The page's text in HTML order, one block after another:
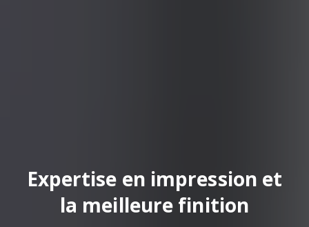
Expertise en impression et
la meilleure finition